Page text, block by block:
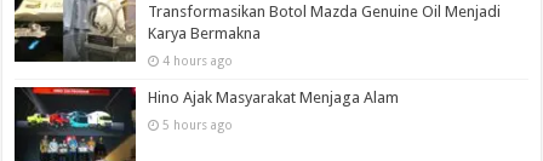
Transformasikan Botol Mazda Genuine Oil Menjadi
Karya Bermakna
4 hours ago
Hino Ajak Masyarakat Menjaga Alam
5 hours ago